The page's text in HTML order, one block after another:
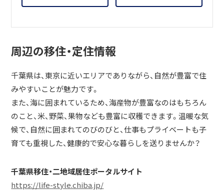
周辺の移住・定住情報
千葉県は、東京に近いエリアでありながら、自然が豊富で住
みやすいことが魅力です。
また、海に囲まれているため、海産物が豊富なのはもちろん
のこと、米、野菜、果物なども豊富に収穫できます。温暖な気
候で、自然に囲まれてのびのびと、仕事もプライベートも子
育ても重視した、健康的で安心な暮らしを送りませんか？
千葉県移住・二地域居住ポータルサイト
https://life-style.chiba.jp/